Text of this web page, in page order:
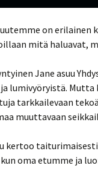
on
mitä haluavat,
Jane asuu
lumivyöryistä. Mutta
tarkkailevaan
muuttavaan
kertoo
oma etumme ja